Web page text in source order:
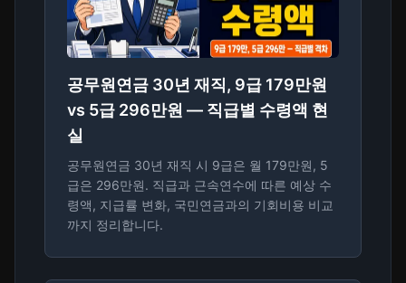
공무원연금 30년 재직, 9급 179만원
vs 5급 296만원 — 직급별 수령액 현
실
공무원연금 30년 재직 시 9급은 월 179만원, 5
급은 296만원. 직급과 근속연수에 따른 예상 수
령액, 지급률 변화, 국민연금과의 기회비용 비교
까지 정리합니다.